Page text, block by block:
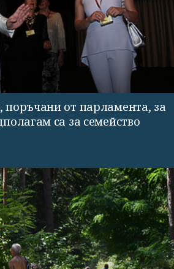
поръчани от парламента, за
са за семейство